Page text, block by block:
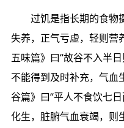
过饥是指长期的食物
失养，正气亏虚，轻则营
五味篇》曰“故谷不入半
不能得到及时补充，气血
谷篇》曰“平人不食饮七
化生，脏腑气血衰竭，则